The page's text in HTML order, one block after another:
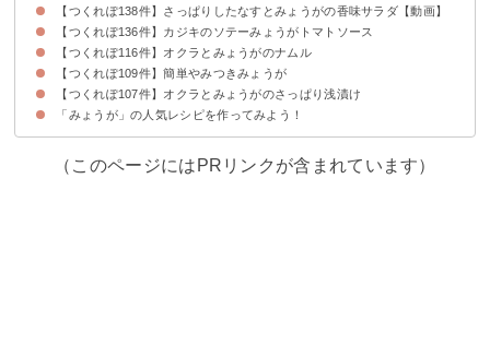
【つくれぽ138件】さっぱりしたなすとみょうがの香味サラダ【動画】
【つくれぽ136件】カジキのソテーみょうがトマトソース
【つくれぽ116件】オクラとみょうがのナムル
【つくれぽ109件】簡単やみつきみょうが
【つくれぽ107件】オクラとみょうがのさっぱり浅漬け
「みょうが」の人気レシピを作ってみよう！
（このページにはPRリンクが含まれています）